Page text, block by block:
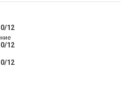
0/12
0/12
0/12